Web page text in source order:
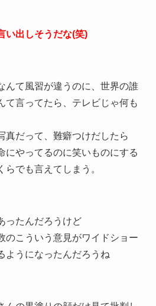
い出しそうだな(笑)
んて風習が違うのに、世界の誰
て言ってたら、テレビじゃ何も
真だって、難癖つけだしたら
にやってるのに笑いものにする
でも言えてしまう。
ったんだろうけど
のこういう意見がワイドショー
ようになったんだろうね